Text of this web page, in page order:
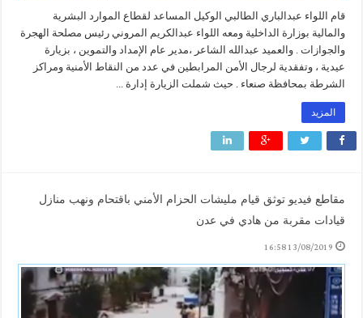
قام اللواء عبدالباري الطالبي الوكيل المساعد لقطاع الموارد البشرية
والمالية بوزارة الداخلية ومعه اللواء عبدالكريم المروني رئيس مصلحة الهجرة
والجوازات . والعميد عبدالله الشاعر ،مدير عام الإمداد والتموين ، بزيارة
عيدية ، وتفقدية لرجال الأمن المرابطين في عدد من النقاط الأمنية ومراكز
الشرطة بمحافظة صنعاء . حيث شملت الزيارة إدارة ...
المزيد
مقاطع فيديو توثق قيام مليشات الحزام الأمني باقتحام ونهب منازل
قيادات مقربة من هادي في عدن
13/08/2019 16:58